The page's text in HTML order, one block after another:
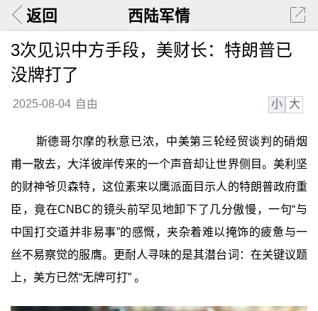
返回 西陆军情
3次见识中方手段，美财长：特朗普已
没牌打了
2025-08-04 自由 小 大
斯德哥尔摩的秋意已浓，中美第三轮经贸谈判的硝烟
甫一散去，大洋彼岸传来的一个声音却让世界侧目。美利坚
的财神爷贝森特，这位素来以鹰派面目示人的特朗普政府重
臣，竟在CNBC的镜头前罕见地卸下了几分傲慢，一句“与
中国打交道并非易事”的感慨，夹杂着难以掩饰的疲惫与一
丝不易察觉的服膺。更耐人寻味的是其潜台词：在关键议题
上，美方已然“无牌可打” 。